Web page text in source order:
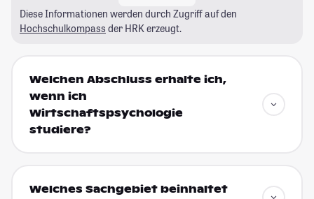
Diese Informationen werden durch Zugriff auf den
Hochschulkompass der HRK erzeugt.
Welchen Abschluss erhalte ich,
wenn ich
Wirtschaftspsychologie
studiere?
Welches Sachgebiet beinhaltet